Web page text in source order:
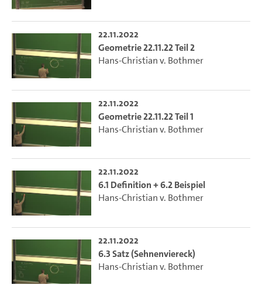
22.11.2022
Geometrie 22.11.22 Teil 2
Hans-Christian v. Bothmer
22.11.2022
Geometrie 22.11.22 Teil 1
Hans-Christian v. Bothmer
22.11.2022
6.1 Definition + 6.2 Beispiel
Hans-Christian v. Bothmer
22.11.2022
6.3 Satz (Sehnenviereck)
Hans-Christian v. Bothmer